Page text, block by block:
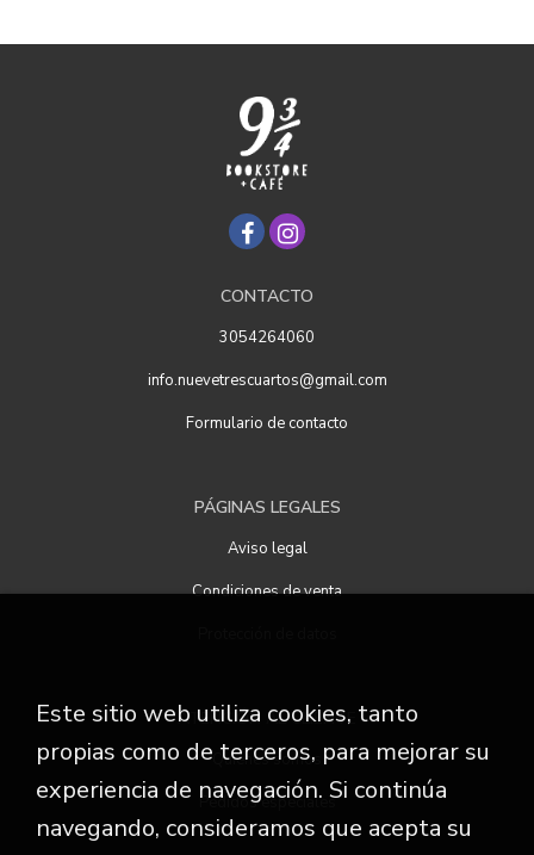
CONTACTO
3054264060
info.nuevetrescuartos@gmail.com
Formulario de contacto
PÁGINAS LEGALES
Aviso legal
Condiciones de venta
ATENCIÓN AL CLIENTE
Quiénes somos
Pedidos especiales
Este sitio web utiliza cookies, tanto
propias como de terceros, para mejorar su
experiencia de navegación. Si continúa
navegando, consideramos que acepta su